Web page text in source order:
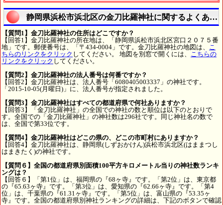
静岡県浜松市浜北区の金刀比羅神社に関するよくある
【質問1】金刀比羅神社の住所はどこですか？
【回答1】金刀比羅神社の所在地は、「静岡県浜松市浜北区宮口２０７５番
地」です。郵便番号は、「〒434-0004」です。金刀比羅神社の地図は、 こ
ちらのリンクをクリック してください。 地図を別窓で開くには、 こちらの
リンクをクリック してください。
【質問2】金刀比羅神社の法人番号は何番ですか？
【回答2】金刀比羅神社は、法人番号「6080405003337」の神社です。
「2015-10-05(月曜日)」に、法人番号が指定されました。
【質問3】金刀比羅神社はすべての都道府県で何社ありますか？
【回答3】「金刀比羅神社」の全国での神社の数と順位は以下のとおりで
す。全国での「金刀比羅神社」の神社数は296社です。同じ神社名の数で
は、全国で第33位です。
【質問4】金刀比羅神社はどこの県の、どこの市町村にありますか？
【回答4】金刀比羅神社は、静岡県(しずおかけん)浜松市浜北区(はままつし
はまきたく)の神社です。
【質問６】全国の都道府県別面積100平方キロメートル当りの神社数ランキ
ングは？
【回答６】「第1位」は、福岡県の『68ヶ寺』です。「第2位」は、東京都
の『65.63ヶ寺』です。「第3位」は、愛知県の『62.66ヶ寺』です。「第4
位」は、千葉県の『61.31ヶ寺』です。「第5位」は、富山県の『53.35ヶ
寺』です。全国の都道府県別神社ランキングの詳細は、下記のボタンで確認